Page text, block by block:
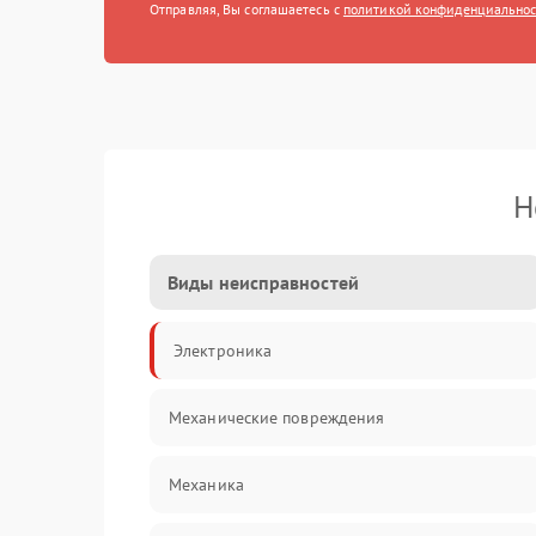
Отправляя, Вы соглашаетесь с политикой
Виды неисправностей
Электроника
Механические повреждения
Механика